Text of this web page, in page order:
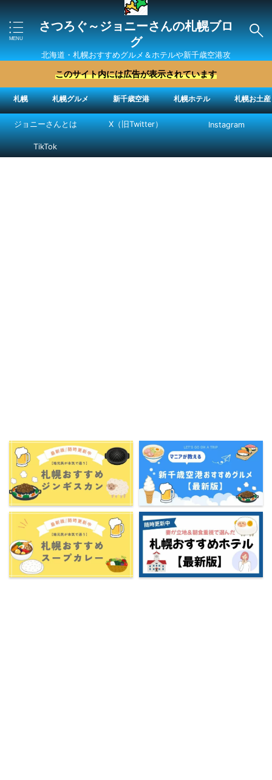
さつろぐ～ジョニーさんの札幌ブロ
グ
北海道・札幌おすすめグルメ＆ホテルや新千歳空港攻
略法を紹介 ″ジョニーさん“で検索
このサイト内には広告が表示されています
札幌 札幌グルメ 新千歳空港 札幌ホテル 札幌お土産
ジョニーさんとは X（旧Twitter） Instagram
TikTok